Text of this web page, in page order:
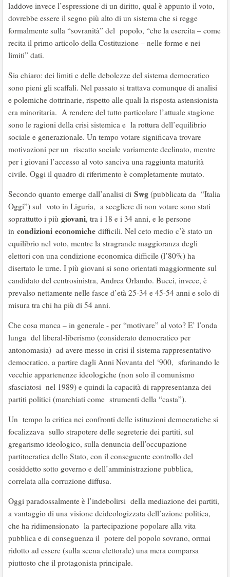
laddove invece l’espressione di un diritto, qual è appunto il voto,
dovrebbe essere il segno più alto di un sistema che si regge
formalmente sulla “sovranità” del popolo, “che la esercita – come
recita il primo articolo della Costituzione – nelle forme e nei
limiti” dati.
Sia chiaro: dei limiti e delle debolezze del sistema democratico
sono pieni gli scaffali. Nel passato si trattava comunque di analisi
e polemiche dottrinarie, rispetto alle quali la risposta astensionista
era minoritaria. A rendere del tutto particolare l’attuale stagione
sono le ragioni della crisi sistemica e la rottura dell’equilibrio
sociale e generazionale. Un tempo votare significava trovare
motivazioni per un riscatto sociale variamente declinato, mentre
per i giovani l’accesso al voto sanciva una raggiunta maturità
civile. Oggi il quadro di riferimento è completamente mutato.
Secondo quanto emerge dall’analisi di Swg (pubblicata da “Italia
Oggi”) sul voto in Liguria, a scegliere di non votare sono stati
soprattutto i più giovani, tra i 18 e i 34 anni, e le persone
in condizioni economiche difficili. Nel ceto medio c’è stato un
equilibrio nel voto, mentre la stragrande maggioranza degli
elettori con una condizione economica difficile (l’80%) ha
disertato le urne. I più giovani si sono orientati maggiormente sul
candidato del centrosinistra, Andrea Orlando. Bucci, invece, è
prevalso nettamente nelle fasce d’età 25-34 e 45-54 anni e solo di
misura tra chi ha più di 54 anni.
Che cosa manca – in generale - per “motivare” al voto? E’ l’onda
lunga del liberal-liberismo (considerato democratico per
antonomasia) ad avere messo in crisi il sistema rappresentativo
democratico, a partire dagli Anni Novanta del ‘900, sfarinando le
vecchie appartenenze ideologiche (non solo il comunismo
sfasciatosi nel 1989) e quindi la capacità di rappresentanza dei
partiti politici (marchiati come strumenti della “casta”).
Un tempo la critica nei confronti delle istituzioni democratiche si
focalizzava sullo strapotere delle segreterie dei partiti, sul
gregarismo ideologico, sulla denuncia dell’occupazione
partitocratica dello Stato, con il conseguente controllo del
cosiddetto sotto governo e dell’amministrazione pubblica,
correlata alla corruzione diffusa.
Oggi paradossalmente è l’indebolirsi della mediazione dei partiti,
a vantaggio di una visione deideologizzata dell’azione politica,
che ha ridimensionato la partecipazione popolare alla vita
pubblica e di conseguenza il potere del popolo sovrano, ormai
ridotto ad essere (sulla scena elettorale) una mera comparsa
piuttosto che il protagonista principale.